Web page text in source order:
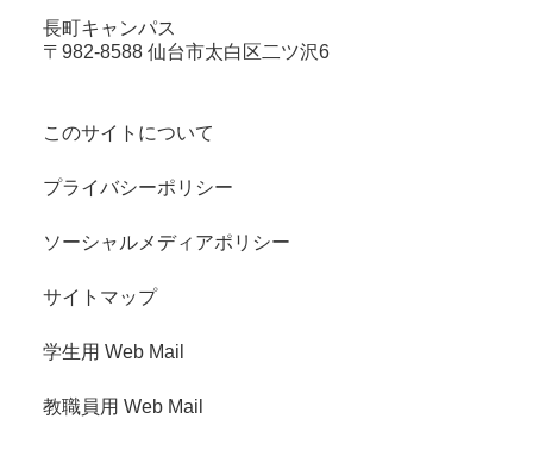
長町キャンパス
〒982-8588 仙台市太白区二ツ沢6
このサイトについて
プライバシーポリシー
ソーシャルメディアポリシー
サイトマップ
学生用 Web Mail
教職員用 Web Mail